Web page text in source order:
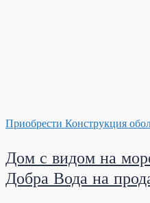
Приобрести Конструкция
Дом с видом на
Добра Вода на